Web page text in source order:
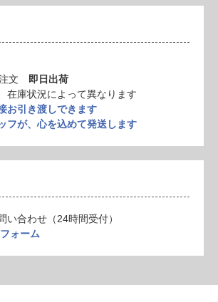
文 即日出荷
在庫状況によって異なります
お引き渡しできます
フが、心を込めて発送します
い合わせ（24時間受付）
ォーム